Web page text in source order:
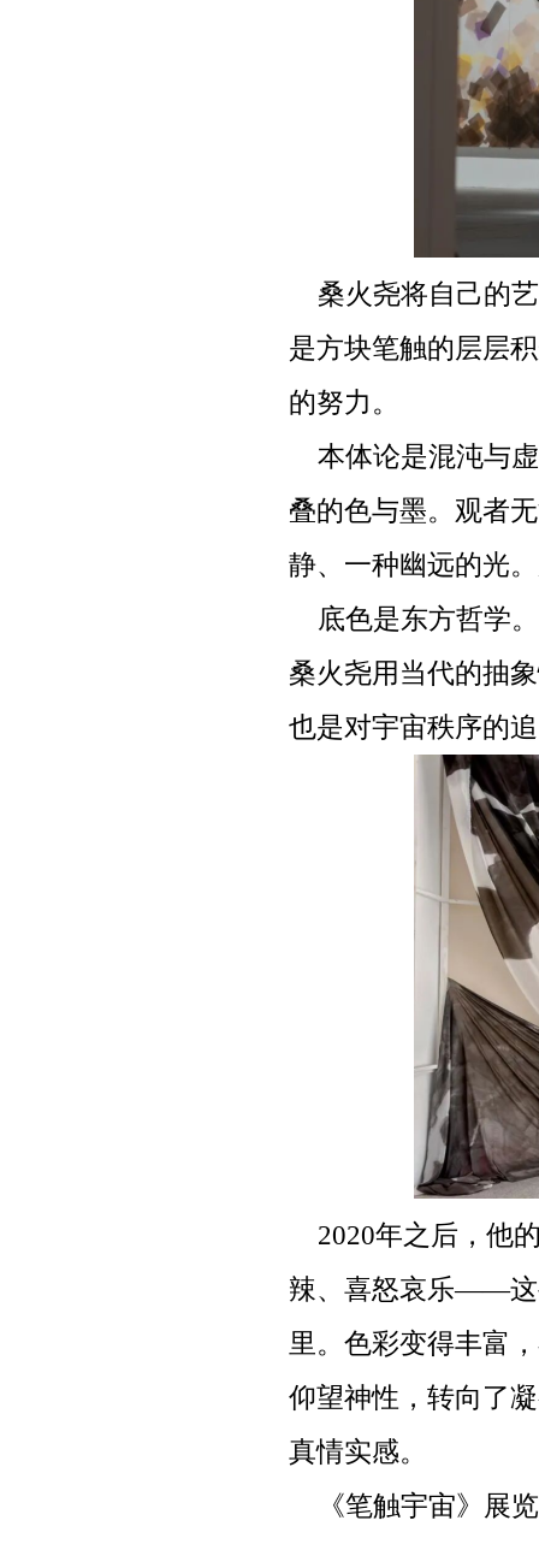
桑火尧将自己的
是方块笔触的层层
的努力。
本体论是混沌与
叠的色与墨。观者
静、一种幽远的光
底色是东方哲学
桑火尧用当代的抽
也是对宇宙秩序的
2020年之后，他
辣、喜怒哀乐——这
里。色彩变得丰富
仰望神性，转向了
真情实感。
《笔触宇宙》展